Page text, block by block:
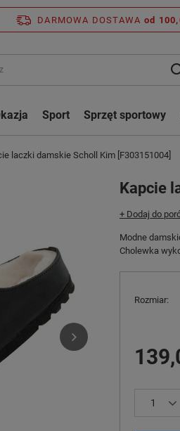
DARMOWA DOSTAWA od
Sport Sprzęt sportowy
laczki damskie Scholl Kim [F303151004]
Kapcie
+ Dodaj do
Modne
Cholewka
Rozmiar